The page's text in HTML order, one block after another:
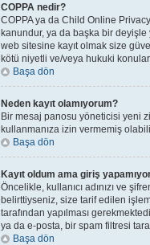
COPPA nedir?
COPPA ya da Child Online
kanundur, ya da başka bir
web sitesine kayıt olmak size
kötü niyetli ve/veya hukuki
Başa dön
Neden kayıt olamıyorum?
Bir mesaj panosu yöneticisi yeni
kullanmanıza izin vermemiş
Başa dön
Kayıt oldum ama giriş
Öncelikle, kullanıcı adınızı ve
belirttiyseniz, size tarif edilen
tarafından yapılması
ya da e-posta, bir spam filtresi
Başa dön